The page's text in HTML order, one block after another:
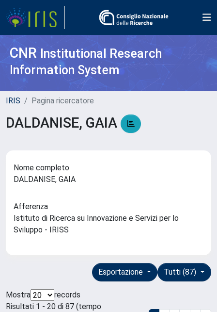
CNR Institutional Research
Information System
IRIS Pagina ricercatore
DALDANISE, GAIA
Nome completo
DALDANISE, GAIA
Afferenza
Istituto di Ricerca su Innovazione e Servizi per lo
Sviluppo - IRISS
Tutti (87)
Esportazione
Mostra
records
Risultati 1 - 20 di 87 (tempo